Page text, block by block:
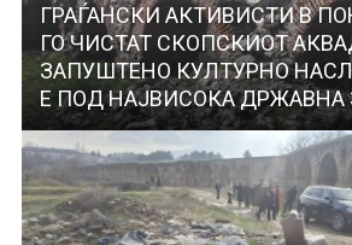
ГРАЃАНСКИ АКТИВИСТИ В
ГО ЧИСТАТ СКОПСКИОТ
ЗАПУШТЕНО КУЛТУРНО
Е ПОД НАЈВИСОКА ДРЖАВНА